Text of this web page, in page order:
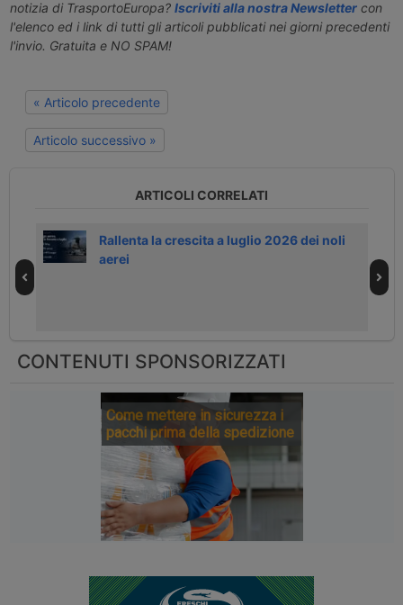
notizia di TrasportoEuropa? Iscriviti alla nostra Newslettercon
l'elenco ed i link di tutti gli articoli pubblicati nei giorni precedenti
l'invio. Gratuita e NO SPAM!
« Articolo precedente
Articolo successivo »
ARTICOLI CORRELATI
Rallenta la crescita a luglio 2026 dei noli
aerei
CONTENUTI SPONSORIZZATI
Come mettere in sicurezza i
pacchi prima della spedizione